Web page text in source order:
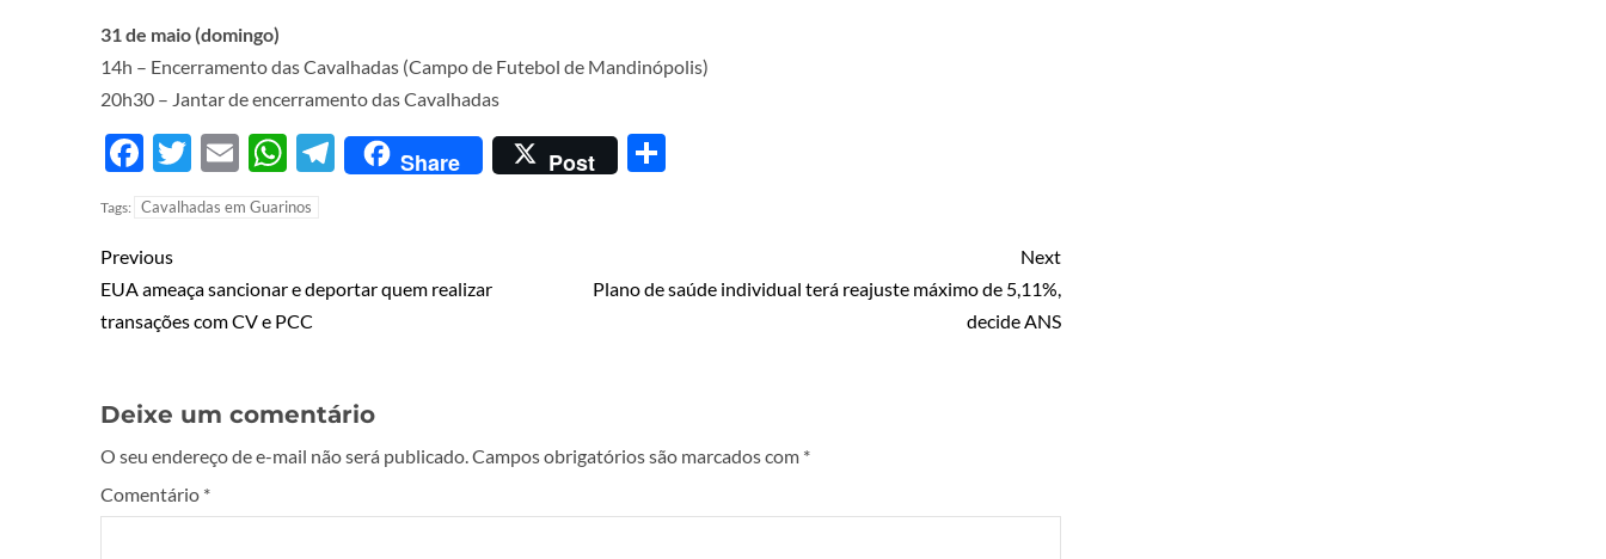
31 de maio (domingo)
14h – Encerramento das Cavalhadas (Campo de Futebol de Mandinópolis)
20h30 – Jantar de encerramento das Cavalhadas
Facebook
Twitter
EmailWhatsApp
Telegram
Share Post
Tags: Cavalhadas em Guarinos
Previous
EUA ameaça sancionar e deportar quem realizar
transações com CV e PCC
Next
Plano de saúde individual terá reajuste máximo de 5,11%,
decide ANS
Deixe um comentário
O seu endereço de e-mail não será publicado.Campos obrigatórios são marcados com *
Comentário *